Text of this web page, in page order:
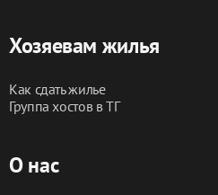
Хозяевам жилья
Как сдать жилье
Группа хостов в ТГ
О нас